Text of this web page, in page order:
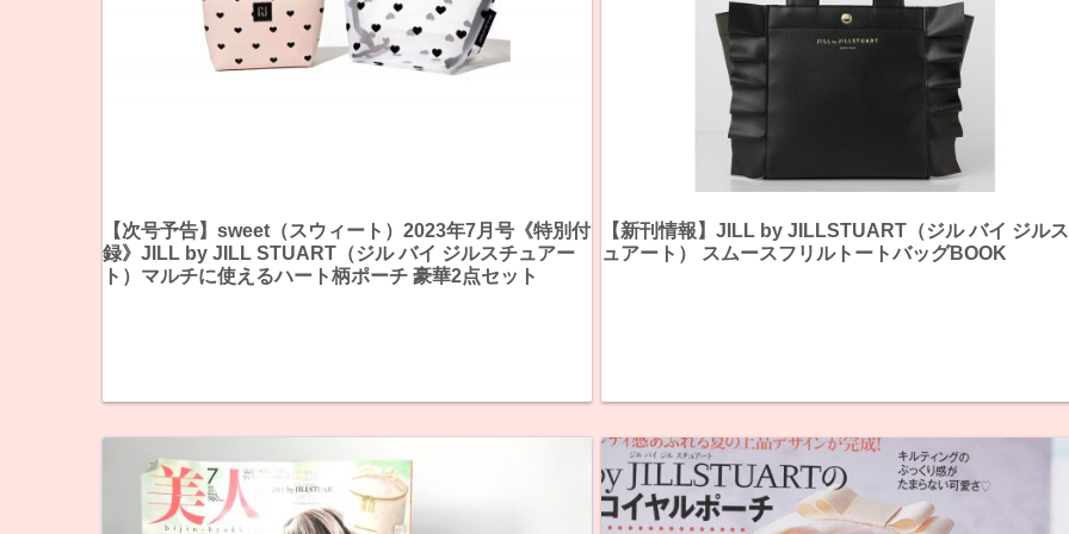
【次号予告】sweet（スウィート）2023年7月号《特別付
録》JILL by JILL STUART（ジル バイ ジルスチュアー
ト）マルチに使えるハート柄ポーチ 豪華2点セット
【新刊情報】JILL by JILLSTUART（ジル バイ ジル
ュアート） スムースフリルトートバッグBOOK